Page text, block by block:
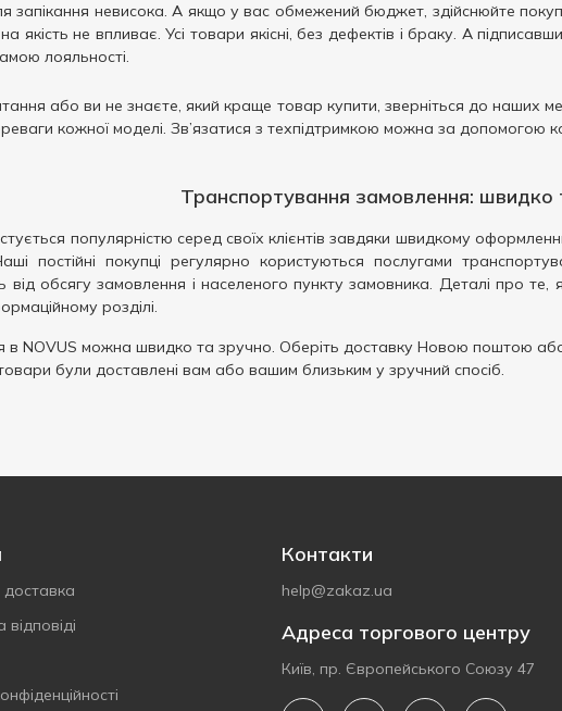
запікання невисока. А якщо у вас обмежений бюджет, здійснюйте
якість не впливає. Усі товари якісні, без дефектів і браку. А
лояльності.
або ви не знаєте, який краще товар купити, зверніться до наших
кожної моделі. Зв’язатися з техпідтримкою можна за
Транспортування замовлення: швидко
популярністю серед своїх клієнтів завдяки швидкому
постійні покупці регулярно користуються послугами
від обсягу замовлення і населеного пункту замовника. Деталі про
розділі.
в NOVUS можна швидко та зручно. Оберіть доставку Новою поштою
були доставлені вам або вашим близьким у зручний спосіб.
Контакти
help@zakaz.ua
Адреса торгового центру
Київ, пр. Європейського Союзу 47